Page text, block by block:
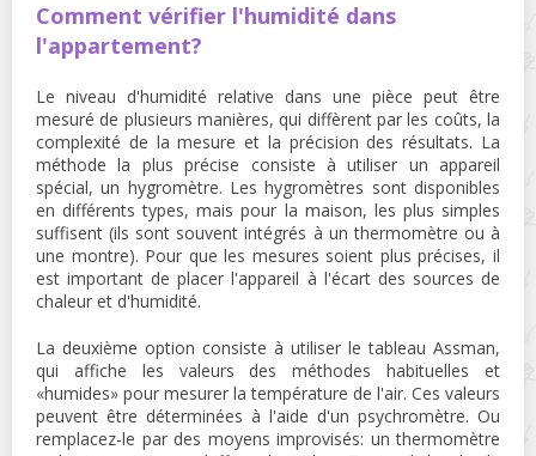
Comment vérifier l'humidité dans
l'appartement?
Le niveau d'humidité relative dans une pièce peut être
mesuré de plusieurs manières, qui diffèrent par les coûts, la
complexité de la mesure et la précision des résultats. La
méthode la plus précise consiste à utiliser un appareil
spécial, un hygromètre. Les hygromètres sont disponibles
en différents types, mais pour la maison, les plus simples
suffisent (ils sont souvent intégrés à un thermomètre ou à
une montre). Pour que les mesures soient plus précises, il
est important de placer l'appareil à l'écart des sources de
chaleur et d'humidité.
La deuxième option consiste à utiliser le tableau Assman,
qui affiche les valeurs des méthodes habituelles et
«humides» pour mesurer la température de l'air. Ces valeurs
peuvent être déterminées à l'aide d'un psychromètre. Ou
remplacez-le par des moyens improvisés: un thermomètre